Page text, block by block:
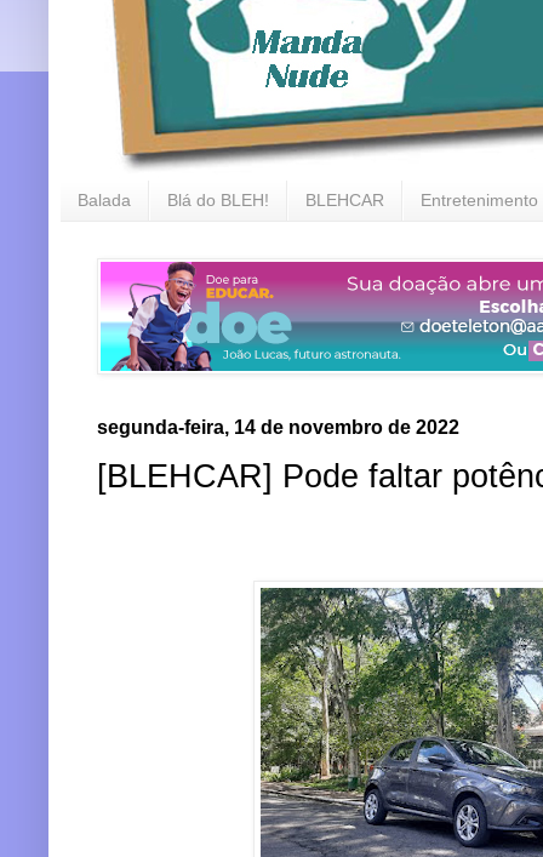
Balada Blá do BLEH! BLEHCAR Entretenimento
segunda-feira, 14 de novembro de 2022
[BLEHCAR] Pode faltar